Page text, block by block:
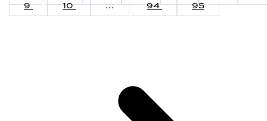
9
10 ... 94 95